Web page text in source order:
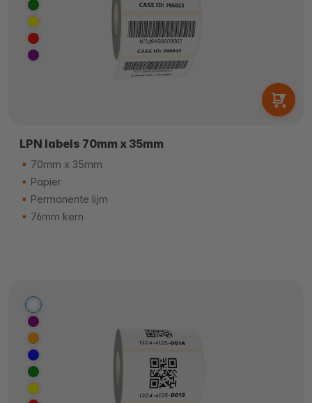
LPN labels 70mm x 35mm
70mm x 35mm
Papier
Permanente lijm
76mm kern